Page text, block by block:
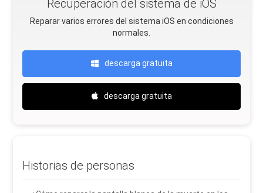
Recuperación del sistema de iOS
Reparar varios errores del sistema iOS en condiciones
normales.
descarga gratuita
descarga gratuita
Historias de personas